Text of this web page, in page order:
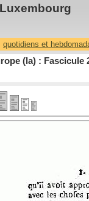
quotidiens et
(la) : Fascicule